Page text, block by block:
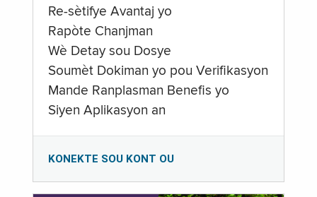
Re-sètifye Avantaj yo
Rapòte Chanjman
Wè Detay sou Dosye
Soumèt Dokiman yo pou Verifikasyon
Mande Ranplasman Benefis yo
Siyen Aplikasyon an
KONEKTE SOU KONT OU